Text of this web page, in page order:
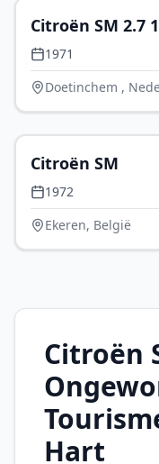
Citroën SM 2.7
1971
Doetinchem ,
Citroën SM
1972
Ekeren, België
Citroën
Hart